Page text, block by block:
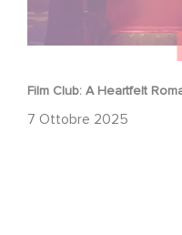
Film Club: A Heartfelt
7 Ottobre 2025